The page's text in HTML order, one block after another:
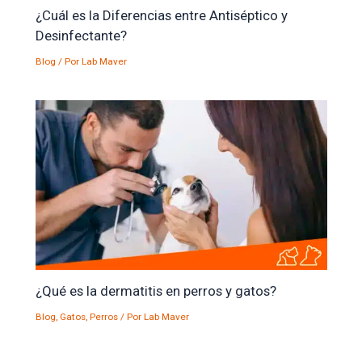
¿Cuál es la Diferencias entre Antiséptico y
Desinfectante?
Blog / Por Lab Maver
¿Qué es la dermatitis en perros y gatos?
Blog, Gatos, Perros/ Por Lab Maver